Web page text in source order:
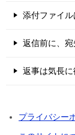
添付ファイル
返信前に、宛
返事は気長に
プライバシー